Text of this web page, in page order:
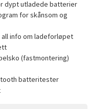
dypt utladede batterier
for skånsom og
all info om ladeforløpet
(fastmontering)
batteritester